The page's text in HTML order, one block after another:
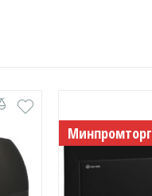
Минпромторг